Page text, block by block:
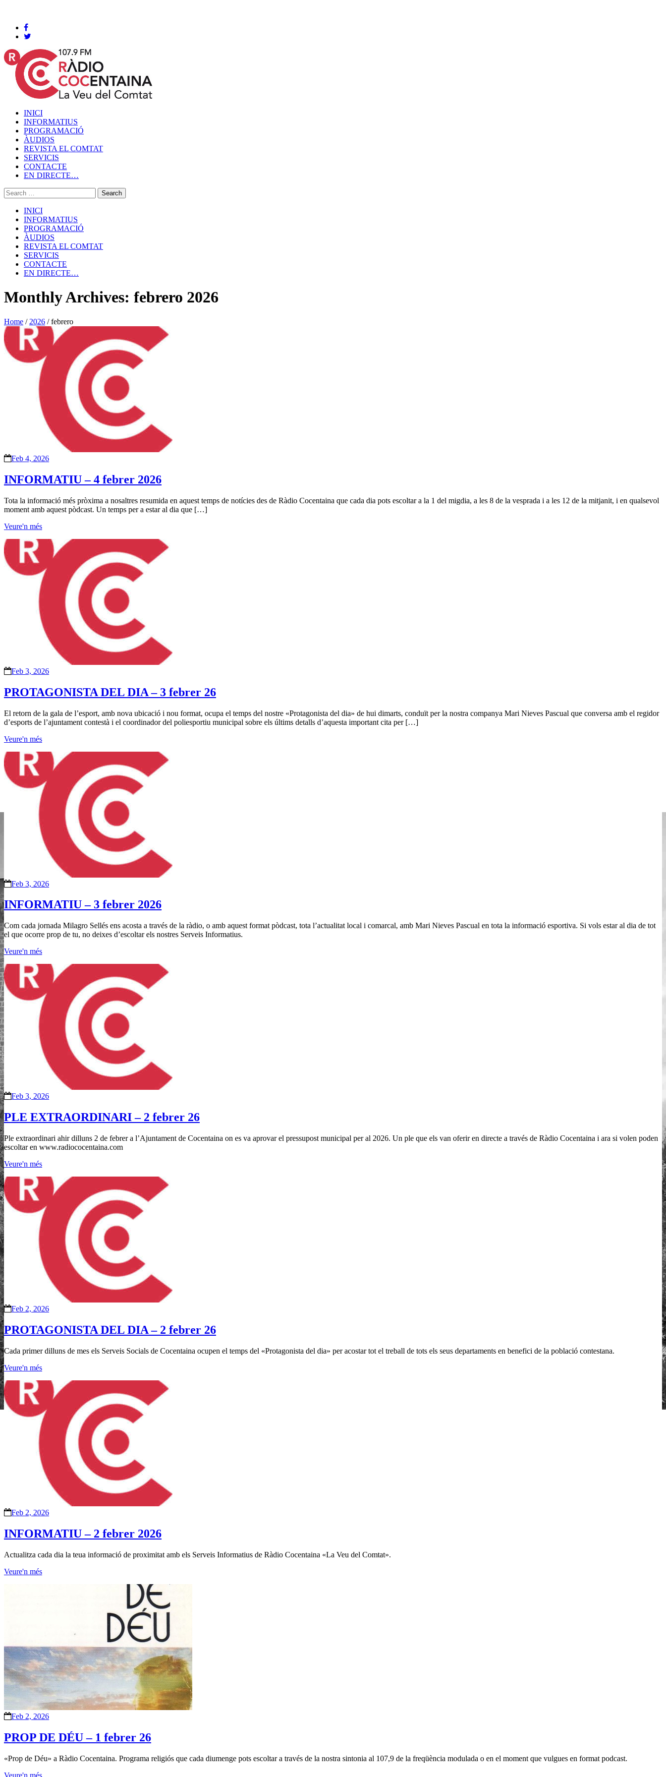
INICI
INFORMATIUS
PROGRAMACIÓ
ÀUDIOS
REVISTA EL COMTAT
SERVICIS
CONTACTE
EN DIRECTE…
INICI
INFORMATIUS
PROGRAMACIÓ
ÀUDIOS
REVISTA EL COMTAT
SERVICIS
CONTACTE
EN DIRECTE…
Monthly Archives: febrero 2026
Home / 2026 /febrero
Feb 4, 2026
INFORMATIU – 4 febrer 2026
Tota la informació més pròxima a nosaltres resumida en aquest temps de notícies des de Ràdio Cocentaina que cada dia pots escoltar a la 1 del migdia, a les 8 de la vesprada i a les 12 de la mitjanit, i en qualsevol
moment amb aquest pòdcast. Un temps per a estar al dia que […]
Veure'n més
Feb 3, 2026
PROTAGONISTA DEL DIA – 3 febrer 26
El retorn de la gala de l’esport, amb nova ubicació i nou format, ocupa el temps del nostre «Protagonista del dia» de hui dimarts, conduït per la nostra companya Mari Nieves Pascual que conversa amb el regidor
d’esports de l’ajuntament contestà i el coordinador del poliesportiu municipal sobre els últims detalls d’aquesta important cita per […]
Veure'n més
Feb 3, 2026
INFORMATIU – 3 febrer 2026
Com cada jornada Milagro Sellés ens acosta a través de la ràdio, o amb aquest format pòdcast, tota l’actualitat local i comarcal, amb Mari Nieves Pascual en tota la informació esportiva. Si vols estar al dia de tot
el que ocorre prop de tu, no deixes d’escoltar els nostres Serveis Informatius.
Veure'n més
Feb 3, 2026
PLE EXTRAORDINARI – 2 febrer 26
Ple extraordinari ahir dilluns 2 de febrer a l’Ajuntament de Cocentaina on es va aprovar el pressupost municipal per al 2026. Un ple que els van oferir en directe a través de Ràdio Cocentaina i ara si volen poden
escoltar en www.radiococentaina.com
Veure'n més
Feb 2, 2026
PROTAGONISTA DEL DIA – 2 febrer 26
Cada primer dilluns de mes els Serveis Socials de Cocentaina ocupen el temps del «Protagonista del dia» per acostar tot el treball de tots els seus departaments en benefici de la població contestana.
Veure'n més
Feb 2, 2026
INFORMATIU – 2 febrer 2026
Actualitza cada dia la teua informació de proximitat amb els Serveis Informatius de Ràdio Cocentaina «La Veu del Comtat».
Veure'n més
Feb 2, 2026
PROP DE DÉU – 1 febrer 26
«Prop de Déu» a Ràdio Cocentaina. Programa religiós que cada diumenge pots escoltar a través de la nostra sintonia al 107,9 de la freqüència modulada o en el moment que vulgues en format podcast.
Veure'n més